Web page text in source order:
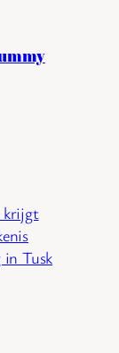
krijgt
Tusk